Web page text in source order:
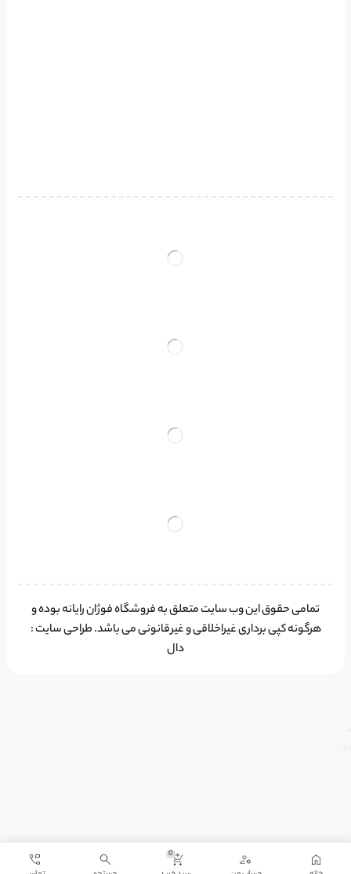
تمامی حقوق این وب سایت متعلق به فروشگاه فوژان رایانه بوده و
هرگونه کپی برداری غیراخلاقی و غیرقانونی می باشد.طراحی سایت:
دال
0